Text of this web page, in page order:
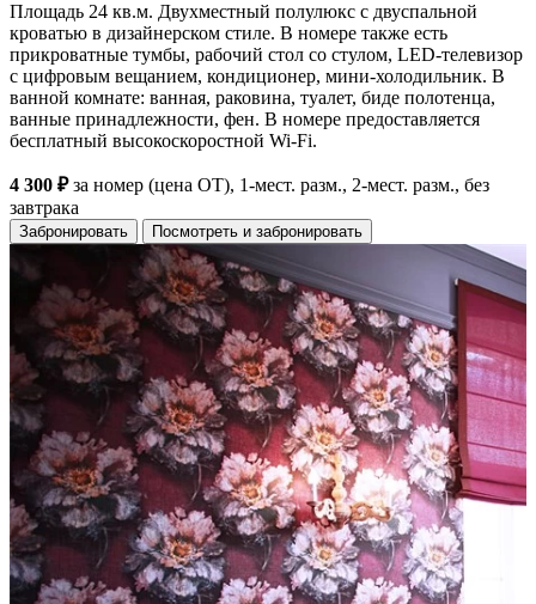
Площадь 24 кв.м. Двухместный полулюкс с двуспальной
кроватью в дизайнерском стиле. В номере также есть
прикроватные тумбы, рабочий стол со стулом, LED-телевизор
с цифровым вещанием, кондиционер, мини-холодильник. В
ванной комнате: ванная, раковина, туалет, биде полотенца,
ванные принадлежности, фен. В номере предоставляется
бесплатный высокоскоростной Wi-Fi.
4 300 ₽за номер (цена ОТ), 1-мест. разм., 2-мест. разм., без
завтрака
Забронировать Посмотреть и забронировать